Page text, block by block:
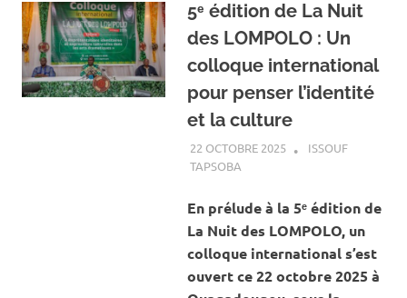
5ᵉ édition de La Nuit
des LOMPOLO : Un
colloque international
pour penser l’identité
et la culture
22 OCTOBRE 2025
ISSOUF
TAPSOBA
En prélude à la 5ᵉ édition de
La Nuit des LOMPOLO, un
colloque international s’est
ouvert ce 22 octobre 2025 à